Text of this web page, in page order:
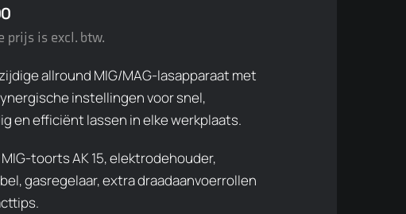
prijs is excl. btw.
allround MIG/MAG-lasapparaat met
instellingen voor snel,
en efficiënt lassen in elke werkplaats.
toorts AK 15, elektrodehouder,
gasregelaar, extra draadaanvoerrollen